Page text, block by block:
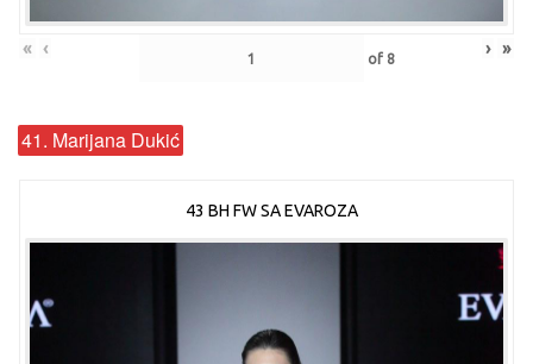
« ‹ of 8 › »
41. Marijana Dukić
43 BH FW SA EVAROZA